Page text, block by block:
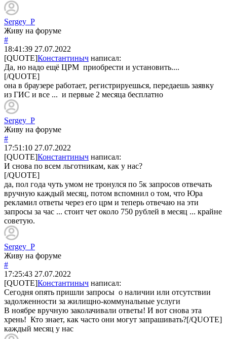
Sergey_P
Живу на форуме
#
18:41:39 27.07.2022
[QUOTE]Константиныч написал:
Да, но надо ещё ЦРМ приобрести и установить....
[/QUOTE]
она в браузере работает, регистрируешься, передаешь заявку
из ГИС и все ... и первые 2 месяца бесплатно
Sergey_P
Живу на форуме
#
17:51:10 27.07.2022
[QUOTE]Константиныч написал:
И снова по всем льготникам, как у нас?
[/QUOTE]
да, пол года чуть умом не тронулся по 5к запросов отвечать
вручную каждый месяц, потом вспомнил о том, что Юра
рекламил ответы через его црм и теперь отвечаю на эти
запросы за час ... стоит чет около 750 рублей в месяц ... крайне
советую.
Sergey_P
Живу на форуме
#
17:25:43 27.07.2022
[QUOTE]Константиныч написал:
Сегодня опять пришли запросы о наличии или отсутствии
задолженности за жилищно-коммунальные услуги
В ноябре вручную заколачивали ответы! И вот снова эта
хрень! Кто знает, как часто они могут запрашивать?[/QUOTE]
каждый месяц у нас